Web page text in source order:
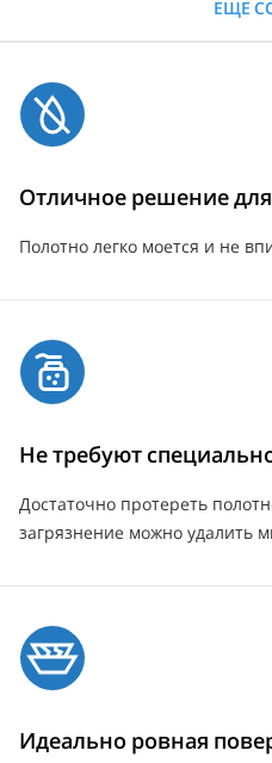
ЕЩЕ
Отличное решение
Полотно легко моется и не
Не требуют
Достаточно протереть
загрязнение можно удалить
Идеально ровная